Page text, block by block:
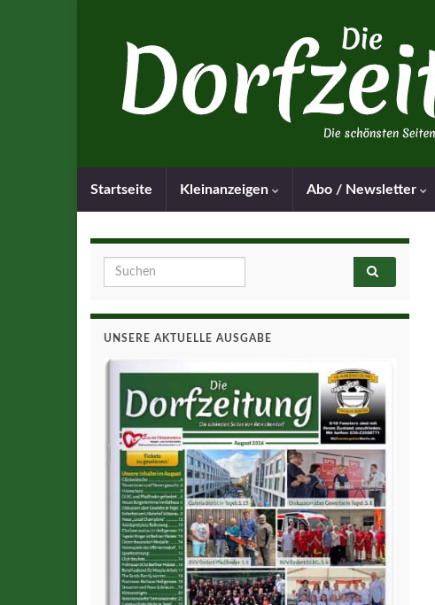
Startseite Kleinanzeigen Abo / Newsletter
Search for:
UNSERE AKTUELLE AUSGABE